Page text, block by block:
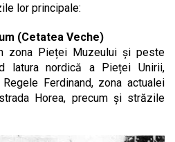
lor principale:
(Cetatea Veche)
zona Pieței Muzeului și peste
latura nordică a Pieței Unirii,
Ferdinand, zona actualei
Horea, precum și străzile